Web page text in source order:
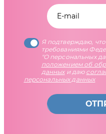
Я подтверждаю, что
требованиями
"О персональных
положением об
данныхи даю
персональных данных